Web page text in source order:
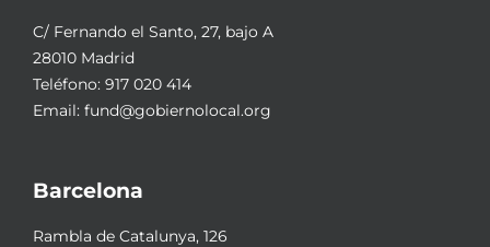
C/ Fernando el Santo, 27, bajo A
28010 Madrid
Teléfono: 917 020 414
Email: fund@gobiernolocal.org
Barcelona
Rambla de Catalunya, 126